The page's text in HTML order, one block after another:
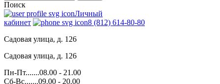
Поиск
Личный
кабинет
8 (812) 614-80-80
Садовая улица, д. 126
Садовая улица, д. 126
Пн-Пт.......08.00 - 21.00
Сб-Вс.......09.00 - 20.00